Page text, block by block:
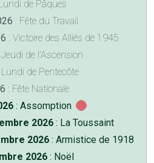
de Pâques
: Fête du Travail
: Victoire des Alliés de 1945
Jeudi de l'Ascension
Lundi de Pentecôte
: Fête Nationale
: Assomption
2026 : La Toussaint
2026 : Armistice de 1918
2026 : Noël